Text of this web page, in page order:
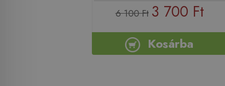
6 100 Ft 3 700 Ft
Kosárba